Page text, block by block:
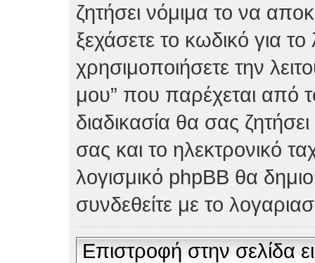
ζητήσει νόμιμα το να
ξεχάσετε το κωδικό για
χρησιμοποιήσετε την
μου” που παρέχεται από
διαδικασία θα σας
σας και το ηλεκτρονικό
λογισμικό phpBB θα
συνδεθείτε με το
Επιστροφή στην σελίδα